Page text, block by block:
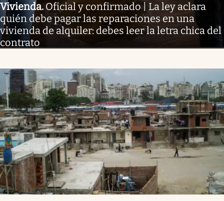
Vivienda. Oficial y confirmado | La ley aclara
quién debe pagar las reparaciones en una
vivienda de alquiler: debes leer la letra chica del
contrato